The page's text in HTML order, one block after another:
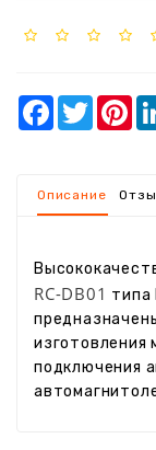
Facebook
Twitter
Описание
RC-DB01 типа
изготовления
подключения